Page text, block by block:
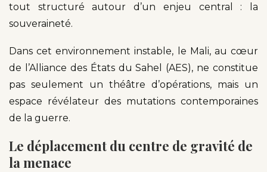
tout structuré autour d’un enjeu central : la
souveraineté.
Dans cet environnement instable, le Mali, au cœur
de l’Alliance des États du Sahel (AES), ne constitue
pas seulement un théâtre d’opérations, mais un
espace révélateur des mutations contemporaines
de la guerre.
Le déplacement du centre de gravité de
la menace